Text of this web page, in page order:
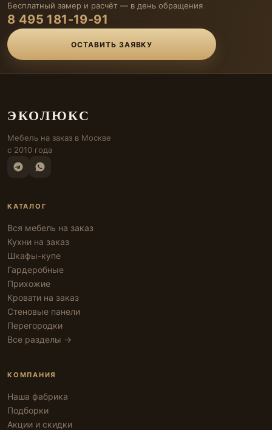
Бесплатный замер и расчёт — в день обращения
8 495 181-19-91
ОСТАВИТЬ ЗАЯВКУ
ЭКОЛЮКС
Мебель на заказ в Москве
с 2010 года
КАТАЛОГ
Вся мебель на заказ
Кухни на заказ
Шкафы-купе
Гардеробные
Прихожие
Кровати на заказ
Стеновые панели
Перегородки
Все разделы →
КОМПАНИЯ
Наша фабрика
Подборки
Акции и скидки